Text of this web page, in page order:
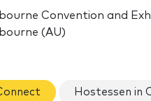
Convention and
(AU)
Hostessen in